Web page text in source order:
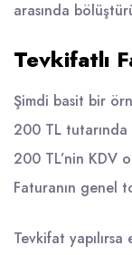
arasında
Tevkifatlı
Şimdi basit bir
200 TL tutarında
200 TL’nin KDV
Faturanın genel
Tevkifat